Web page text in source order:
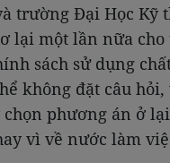
trường Đại Học Kỹ
lại một lần nữa
sách sử dụng
không đặt câu
chọn phương án ở
vì về nước làm